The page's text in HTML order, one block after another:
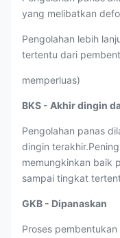
yang melibatkan
Pengolahan lebih
tertentu dari
memperluas)
BKS - Akhir dingin
Pengolahan panas
dingin
memungkinkan baik
sampai tingkat
GKB - Dipanaskan
Proses